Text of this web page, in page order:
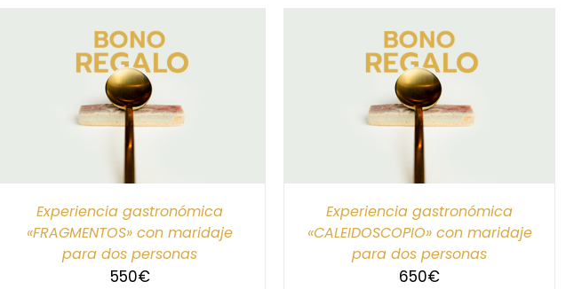
Experiencia gastronómica
«FRAGMENTOS» con maridaje
para dos personas
550€
SELECCIONAR IMPORTE
Experiencia gastronómica
«CALEIDOSCOPIO» con maridaje
para dos personas
650€